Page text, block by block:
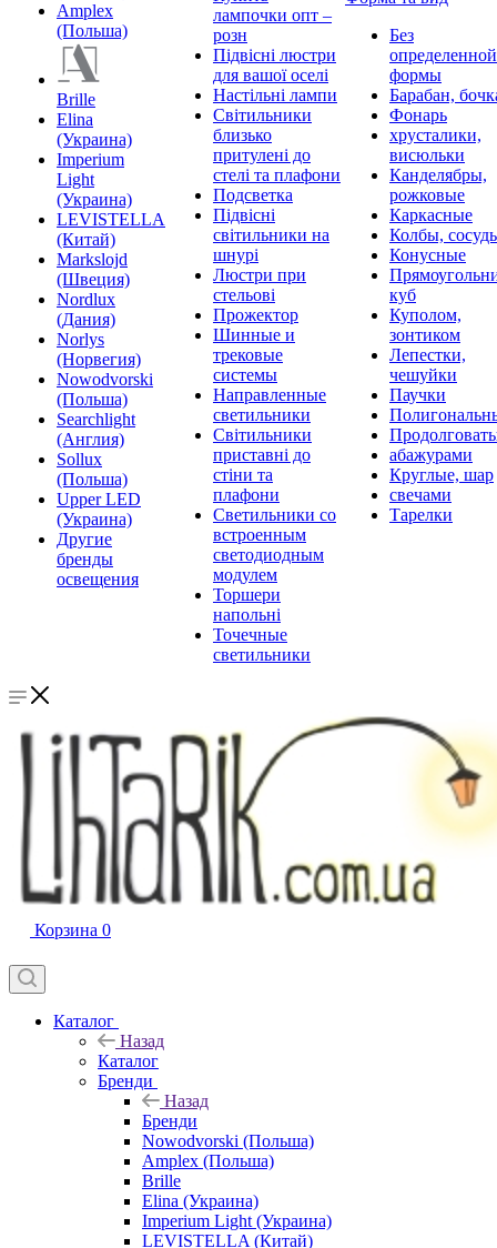
Amplex
(Польша)
Brille
Elina
(Украина)
Imperium
Light
(Украина)
LEVISTELLA
(Китай)
Markslojd
(Швеция)
Nordlux
(Дания)
Norlys
(Норвегия)
Nowodvorski
(Польша)
Searchlight
(Англия)
Sollux
(Польша)
Upper LED
(Украина)
Другие
бренды
освещения
лампочки опт –
розн
Підвісні люстри
для вашої оселі
Настільні лампи
Світильники
близько
притулені до
стелі та плафони
Подсветка
Підвісні
світильники на
шнурі
Люстри при
стельові
Прожектор
Шинные и
трековые
системы
Направленные
светильники
Світильники
приставні до
стіни та
плафони
Светильники со
встроенным
светодиодным
модулем
Торшери
напольні
Точечные
светильники
Без
определенной
формы
Барабан,
Фонарь
хрусталики,
висюльки
Канделябры,
рожковые
Каркасные
Колбы,
Конусные
куб
Куполом,
зонтиком
Лепестки,
чешуйки
Паучки
абажурами
Круглые, шар
свечами
Тарелки
Корзина 0
Каталог
Назад
Каталог
Бренди
Назад
Бренди
Nowodvorski (Польша)
Amplex (Польша)
Brille
Elina (Украина)
Imperium Light (Украина)
LEVISTELLA (Китай)